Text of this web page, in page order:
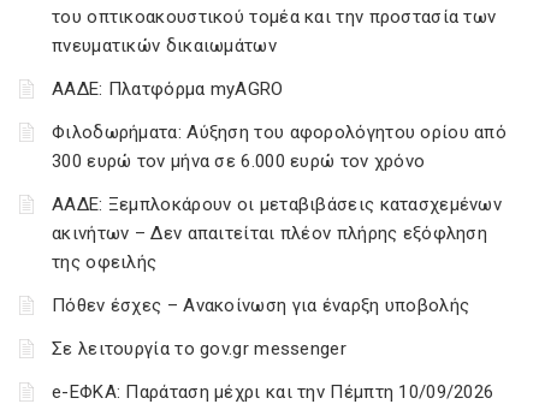
του οπτικοακουστικού τομέα και την προστασία των
πνευματικών δικαιωμάτων
ΑΑΔΕ: Πλατφόρμα myAGRO
Φιλοδωρήματα: Αύξηση του αφορολόγητου ορίου από
300 ευρώ τον μήνα σε 6.000 ευρώ τον χρόνο
ΑΑΔΕ: Ξεμπλοκάρουν οι μεταβιβάσεις κατασχεμένων
ακινήτων – Δεν απαιτείται πλέον πλήρης εξόφληση
της οφειλής
Πόθεν έσχες – Ανακοίνωση για έναρξη υποβολής
Σε λειτουργία το gov.gr messenger
e-ΕΦΚΑ: Παράταση μέχρι και την Πέμπτη 10/09/2026